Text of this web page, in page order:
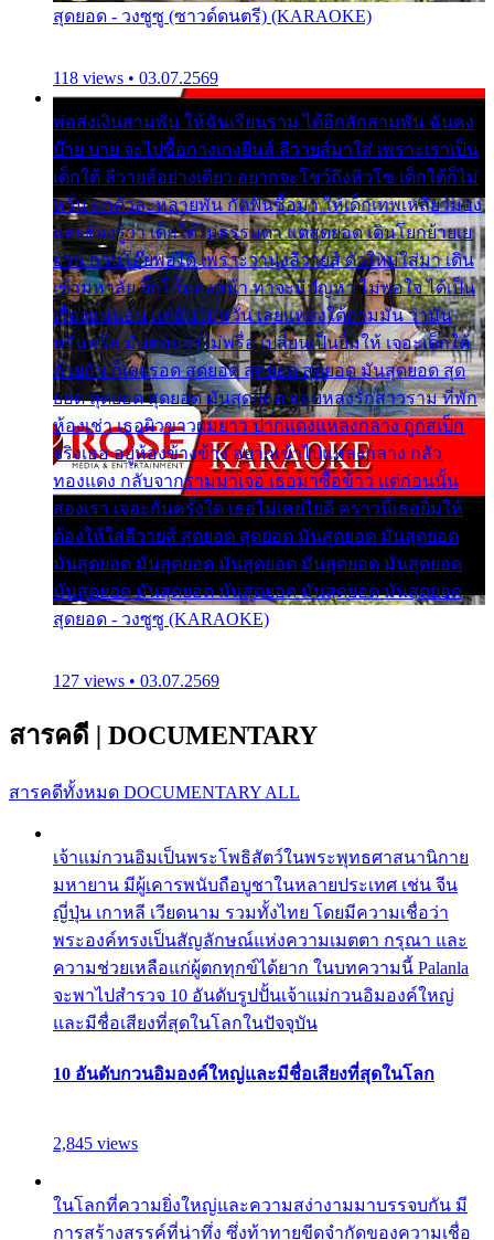
สุดยอด - วงซูซู (ซาวด์ดนตรี) (KARAOKE)
118 views • 03.07.2569
พ่อส่งเงินสามพัน ให้ฉันเรียนราม ได้อีกสักสามพัน ฉันคง
บ๊าย บาย จะไปซื้อกางเกงยีนส์ ลีวายส์มาใส่ เพราะเราเป็น
เด็กใต้ ลีวายส์อย่างเดียว อยากจะโชว์ถึงหิวโซ เด็กใต้ก็ไม่
หวั่น ตกตัวละหลายพัน กัดฟันซื้อมา ให้เด็กเทพเหลียวมอง
และต้องรู้ว่า เด็กใต้ไม่ธรรมดา แต่สุดยอด เดินโยกย้ายเย
ยวน กวนโอ๊ยพอได้ เพราะว่านุ่งลีวายส์ ตัวใหม่ใส่มา เดิน
เข้ามหาลัย จิ๊กโก๊มองหน้า ท่าจะมีปัญหา ไม่พอใจ ได้เป็น
เรื่องแน่นอน แต่ฉันไม่หวั่น เลยแหลงใต้ถามมัน ว่ามัน
พรั่นพรือ มันตอบว่าไม่พรื่อ เปลี่ยนเป็นยิ้มให้ เจอะเด็กใต้
ด้วยกัน ก็เลยรอด สุดยอด สุดยอด สุดยอด มันสุดยอด สุด
ยอด สุดยอด สุดยอด มันสุดยอด แอบหลงรักสาวราม ที่พัก
ห้องเช่า เธอผิวขาวผมยาว ปากแดงแหลงกลาง ถูกสเป็ก
จริงเธอ อยู่ห้องข้างข้าง อยากเข้าไปแหลงกลาง กลัว
ทองแดง กลับจากรามมาเจอ เธอมาซื้อข้าว แต่ก่อนนั้น
สองเรา เจอะกันครั้งใด เธอไม่เคยไยดี คราวนี้เธอยิ้มให้
ต้องให้ใส่ลีวายส์ สุดยอด สุดยอด มันสุดยอด มันสุดยอด
มันสุดยอด มันสุดยอด มันสุดยอด มันสุดยอด มันสุดยอด
มันสุดยอด มันสุดยอด มันสุดยอด มันสุดยอด มันสุดยอด
สุดยอด - วงซูซู (KARAOKE)
127 views • 03.07.2569
สารคดี | DOCUMENTARY
สารคดีทั้งหมด DOCUMENTARY ALL
เจ้าแม่กวนอิมเป็นพระโพธิสัตว์ในพระพุทธศาสนานิกาย
มหายาน มีผู้เคารพนับถือบูชาในหลายประเทศ เช่น จีน
ญี่ปุ่น เกาหลี เวียดนาม รวมทั้งไทย โดยมีความเชื่อว่า
พระองค์ทรงเป็นสัญลักษณ์แห่งความเมตตา กรุณา และ
ความช่วยเหลือแก่ผู้ตกทุกข์ได้ยาก ในบทความนี้ Palanla
จะพาไปสำรวจ 10 อันดับรูปปั้นเจ้าแม่กวนอิมองค์ใหญ่
และมีชื่อเสียงที่สุดในโลกในปัจจุบัน
10 อันดับกวนอิมองค์ใหญ่และมีชื่อเสียงที่สุดในโลก
2,845 views
ในโลกที่ความยิ่งใหญ่และความสง่างามมาบรรจบกัน มี
การสร้างสรรค์ที่น่าทึ่ง ซึ่งท้าทายขีดจำกัดของความเชื่อ